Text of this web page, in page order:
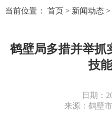
当前位置： 首页 > 新闻动态 >
鹤壁局多措并举抓
技
日期：
来源：鹤壁